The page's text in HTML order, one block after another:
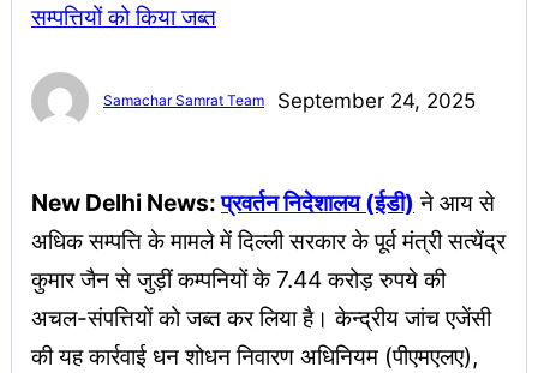
Samachar Samrat Team September 24, 2025
New Delhi News:प्रवर्तन निदेशालय (ईडी) ने आय से
अधिक सम्पत्ति के मामले में दिल्ली सरकार के पूर्व मंत्री सत्येंद्र
कुमार जैन से जुड़ीं कम्पनियों के 7.44 करोड़ रुपये की
अचल-संपत्तियों को जब्त कर लिया है। केन्द्रीय जांच एजेंसी
की यह कार्रवाई धन शोधन निवारण अधिनियम (पीएमएलए),